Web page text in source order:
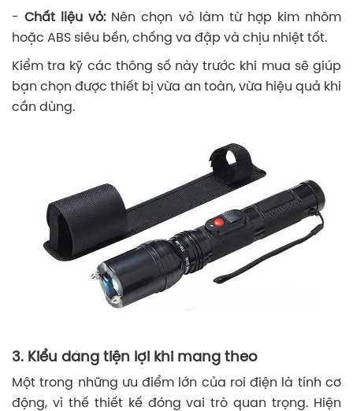
-Chất liệu vỏ: Nên chọn vỏ làm từ hợp kim nhôm
hoặc ABS siêu bền, chống va đập và chịu nhiệt tốt.
Kiểm tra kỹ các thông số này trước khi mua sẽ giúp
bạn chọn được thiết bị vừa an toàn, vừa hiệu quả khi
cần dùng.
3. Kiểu dáng tiện lợi khi mang theo
Một trong những ưu điểm lớn của roi điện là tính cơ
động, vì thế thiết kế đóng vai trò quan trọng. Hiện